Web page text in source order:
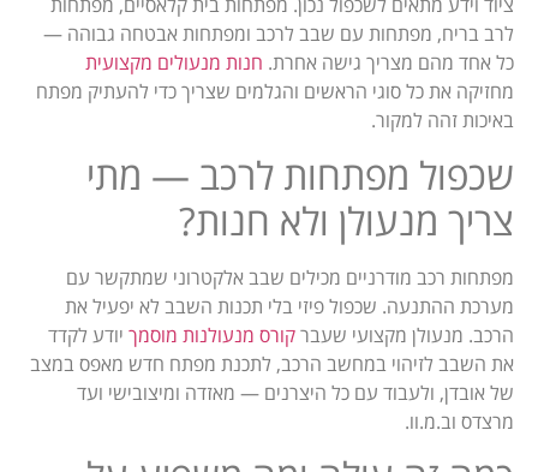
ציוד וידע מתאים לשכפול נכון. מפתחות בית קלאסיים, מפתחות
לרב בריח, מפתחות עם שבב לרכב ומפתחות אבטחה גבוהה —
כל אחד מהם מצריך גישה אחרת. חנות מנעולים מקצועית
מחזיקה את כל סוגי הראשים והגלמים שצריך כדי להעתיק מפתח
באיכות זהה למקור.
שכפול מפתחות לרכב — מתי
צריך מנעולן ולא חנות?
מפתחות רכב מודרניים מכילים שבב אלקטרוני שמתקשר עם
מערכת ההתנעה. שכפול פיזי בלי תכנות השבב לא יפעיל את
הרכב. מנעולן מקצועי שעברקורס מנעולנות מוסמך יודע לקדד
את השבב לזיהוי במחשב הרכב, לתכנת מפתח חדש מאפס במצב
של אובדן, ולעבוד עם כל היצרנים — מאזדה ומיצובישי ועד
מרצדס וב.מ.וו.